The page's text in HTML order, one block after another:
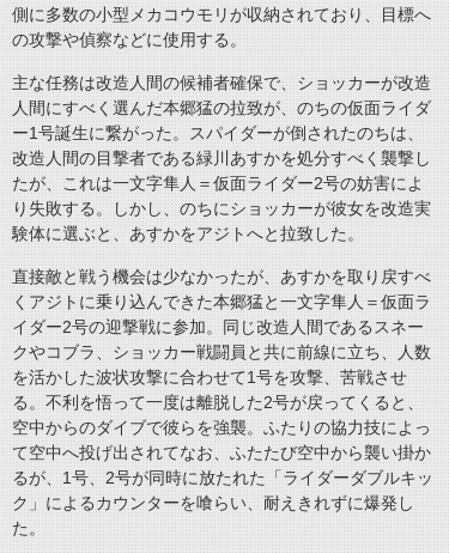
側に多数の小型メカコウモリが収納されており、目標へ
の攻撃や偵察などに使用する。
主な任務は改造人間の候補者確保で、ショッカーが改造
人間にすべく選んだ本郷猛の拉致が、のちの仮面ライダ
ー1号誕生に繋がった。スパイダーが倒されたのちは、
改造人間の目撃者である緑川あすかを処分すべく襲撃し
たが、これは一文字隼人＝仮面ライダー2号の妨害によ
り失敗する。しかし、のちにショッカーが彼女を改造実
験体に選ぶと、あすかをアジトへと拉致した。
直接敵と戦う機会は少なかったが、あすかを取り戻すべ
くアジトに乗り込んできた本郷猛と一文字隼人＝仮面ラ
イダー2号の迎撃戦に参加。同じ改造人間であるスネー
クやコブラ、ショッカー戦闘員と共に前線に立ち、人数
を活かした波状攻撃に合わせて1号を攻撃、苦戦させ
る。不利を悟って一度は離脱した2号が戻ってくると、
空中からのダイブで彼らを強襲。ふたりの協力技によっ
て空中へ投げ出されてなお、ふたたび空中から襲い掛か
るが、1号、2号が同時に放たれた「ライダーダブルキッ
ク」によるカウンターを喰らい、耐えきれずに爆発し
た。